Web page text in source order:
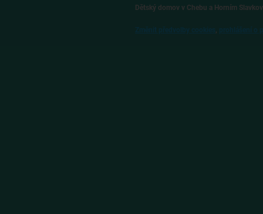
Dětský domov v Chebu a Horním
,